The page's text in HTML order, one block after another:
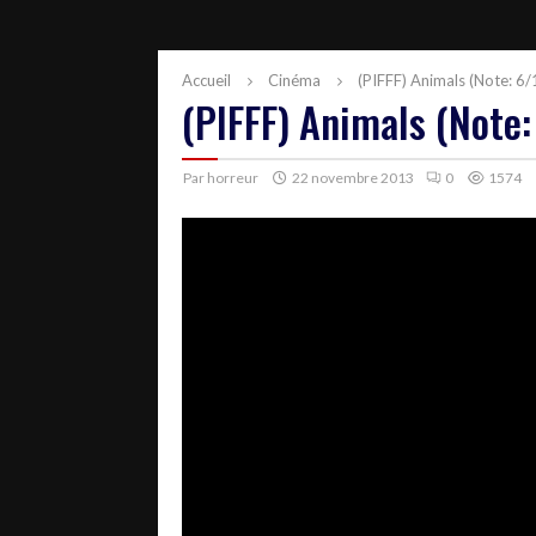
Accueil Cinéma (PIFFF) Animals (Note: 6/
(PIFFF) Animals
Par horreur 22 novembre 2013 0 1574